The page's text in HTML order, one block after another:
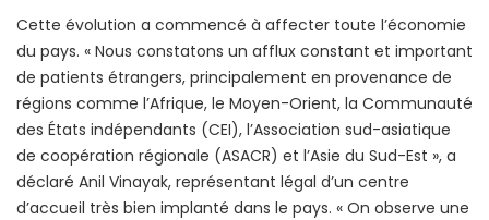
Cette évolution a commencé à affecter toute l’économie
du pays. « Nous constatons un afflux constant et important
de patients étrangers, principalement en provenance de
régions comme l’Afrique, le Moyen-Orient, la Communauté
des États indépendants (CEI), l’Association sud-asiatique
de coopération régionale (ASACR) et l’Asie du Sud-Est », a
déclaré Anil Vinayak, représentant légal d’un centre
d’accueil très bien implanté dans le pays. « On observe une